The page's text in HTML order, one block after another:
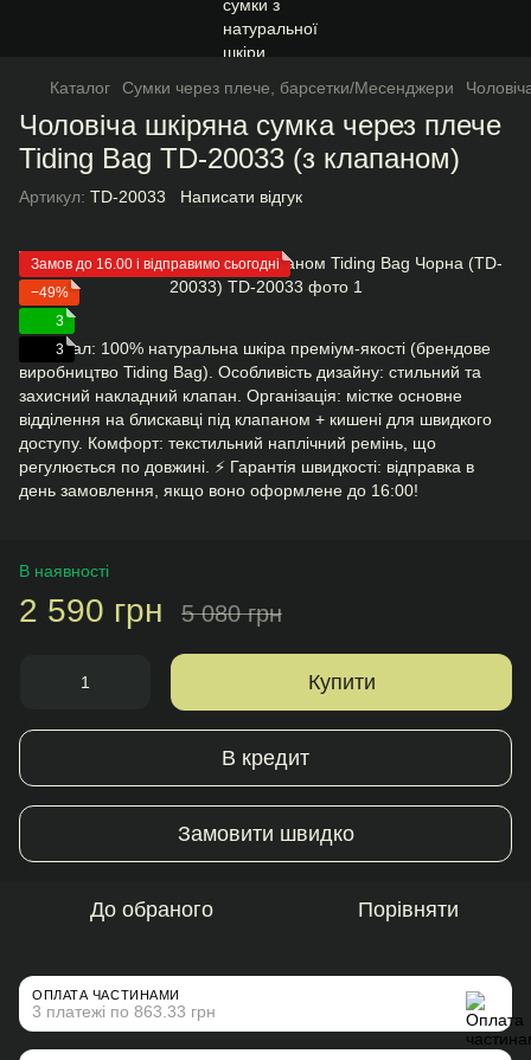
Каталог Сумки через плече, барсетки/Месенджери
Чоловіча шкіряна сумка через плече
Tiding Bag TD-20033 (з клапаном)
Артикул: TD-20033 Написати відгук
Замов до 16.00 і відправимо сьогодні
−49%
3
3
Матеріал: 100% натуральна шкіра преміум-якості (брендове
виробництво Tiding Bag). Особливість дизайну: стильний та
захисний накладний клапан. Організація: містке основне
відділення на блискавці під клапаном + кишені для швидкого
доступу. Комфорт: текстильний наплічний ремінь, що
регулюється по довжині. ⚡ Гарантія швидкості: відправка в
день замовлення, якщо воно оформлене до 16:00!
В наявності
2 590 грн 5 080 грн
Купити
В кредит
Замовити швидко
До обраного Порівняти
ОПЛАТА ЧАСТИНАМИ
3 платежі по 863.33 грн